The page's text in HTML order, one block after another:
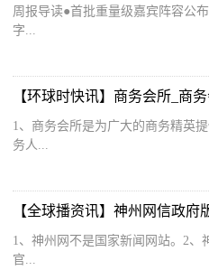
周报导读●首批重量级嘉宾阵容公
字...
【环球时快讯】商务会所_商
1、商务会所是为广大的商务精英
务人...
【全球播资讯】神州网信政府
1、神州网不是国家新闻网站。2
官...